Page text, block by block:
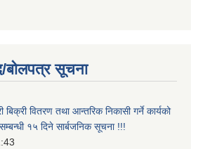
बोलपत्र सूचना
बिक्री वितरण तथा आन्तरिक निकासी गर्ने कार्यको
१५ दिने सार्बजनिक सूचना !!!